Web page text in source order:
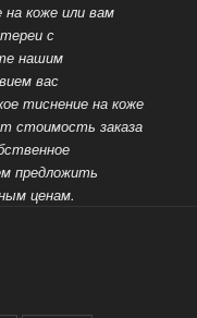
на коже или вам
с
нашим
вас
тиснение на коже
стоимость заказа
предложить
ценам.